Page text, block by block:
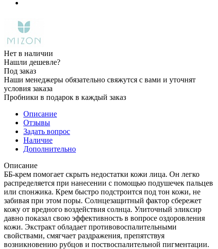
Нет в наличии
Нашли дешевле?
Под заказ
Наши менеджеры обязательно свяжутся с вами и уточнят
условия заказа
Пробники в подарок в каждый заказ
Описание
Отзывы
Задать вопрос
Наличие
Дополнительно
Описание
ББ-крем помогает скрыть недостатки кожи лица. Он легко
распределяется при нанесении с помощью подушечек пальцев
или спонжика. Крем быстро подстроится под тон кожи, не
забивая при этом поры. Солнцезащитный фактор сбережет
кожу от вредного воздействия солнца. Улиточный эликсир
давно показал свою эффективность в вопросе оздоровления
кожи. Экстракт обладает противовоспалительными
свойствами, смягчает раздражения, препятствуя
возникновению рубцов и поствоспалительной пигментации.